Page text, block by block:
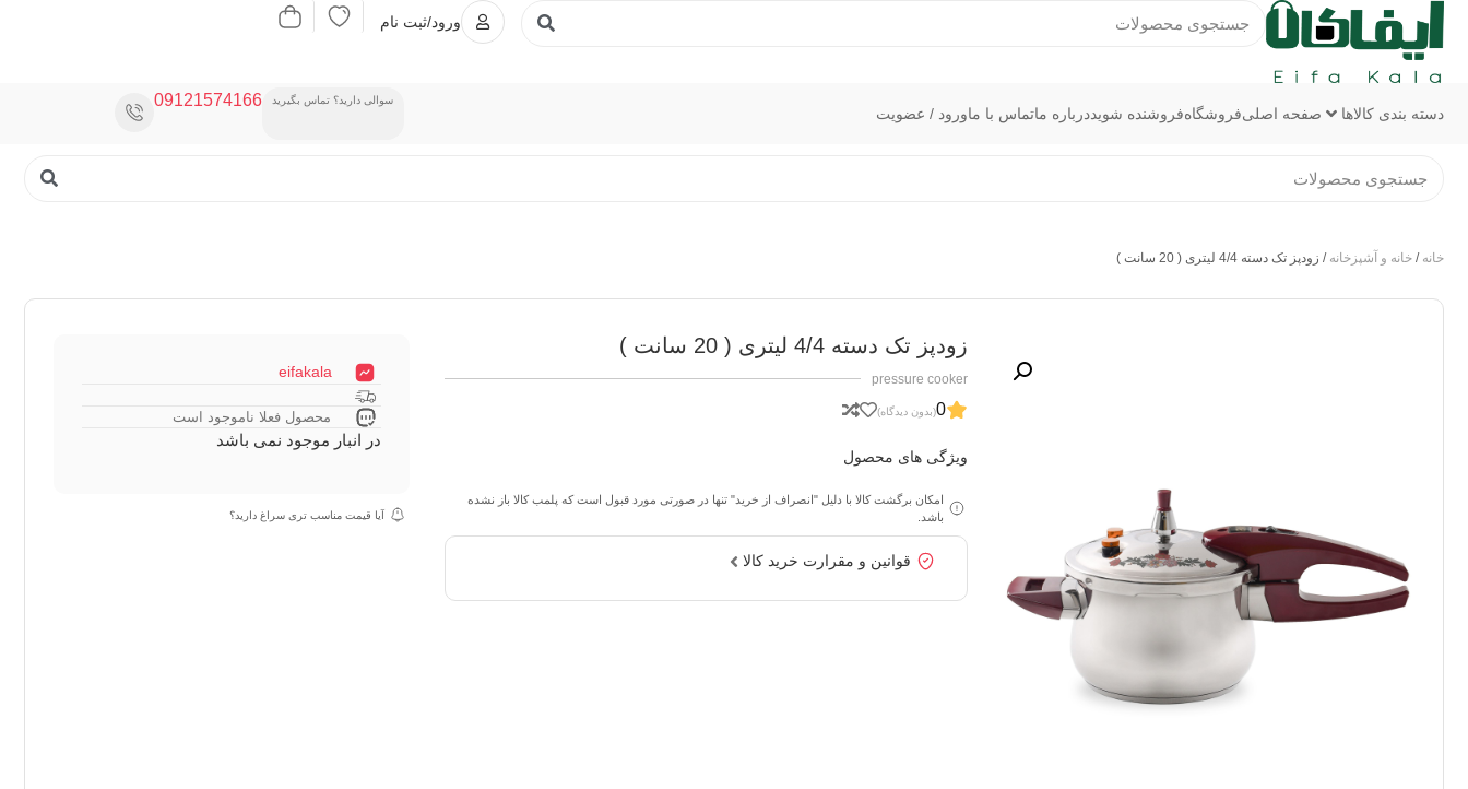
ورود/ثبت نام
دسته بندی کالاها صفحه اصلیفروشگاهفروشنده شویددرباره ماتماس با ماورود / عضویت
سوالی دارید؟ تماس بگیرید 09121574166
خانه / خانه و آشپزخانه / زودپز تک دسته 4/4 لیتری ( 20 سانت )
زودپز تک دسته 4/4 لیتری ( 20 سانت )
pressure cooker
0(بدون دیدگاه)
ویژگی های محصول
امکان برگشت کالا با دلیل "انصراف از خرید" تنها در صورتی مورد قبول است که پلمب کالا باز نشده
باشد.
قوانین و مقرارت خرید کالا
eifakala
محصول فعلا ناموجود است
در انبار موجود نمی باشد
آیا قیمت مناسب تری سراغ دارید؟